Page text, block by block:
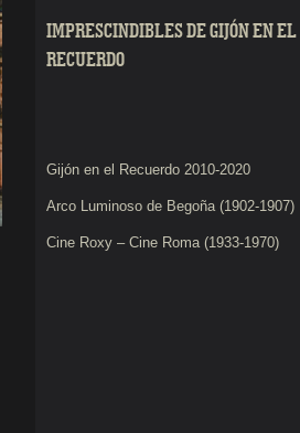
IMPRESCINDIBLES DE GIJÓN EN EL
RECUERDO
Gijón en el Recuerdo 2010-2020
Arco Luminoso de Begoña (1902-1907)
Cine Roxy – Cine Roma (1933-1970)